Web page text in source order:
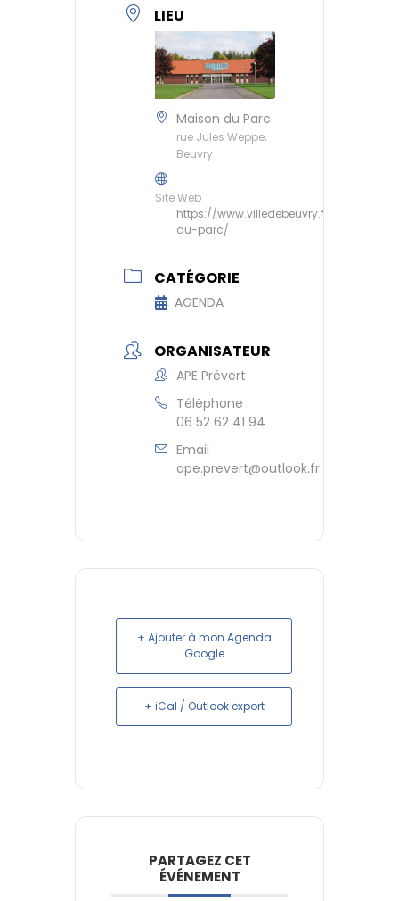
LIEU
Maison du Parc
rue Jules Weppe,
Beuvry
Site Web
https://www.villedebeuvry.fr/maison-
du-parc/
CATÉGORIE
AGENDA
ORGANISATEUR
APE Prévert
Téléphone
06 52 62 41 94
Email
ape.prevert@outlook.fr
+ Ajouter à mon Agenda
Google
+ iCal / Outlook export
PARTAGEZ CET
ÉVÉNEMENT